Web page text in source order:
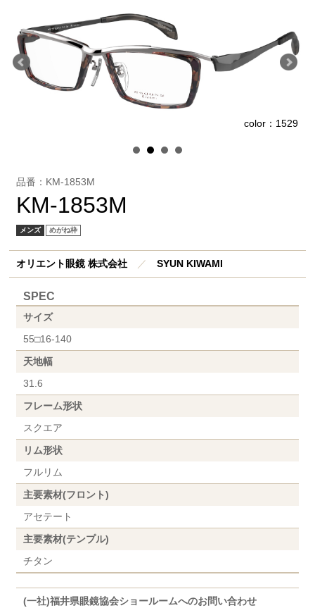
color：1529
品番：KM-1853M
KM-1853M
メンズ めがね枠
オリエント眼鏡 株式会社 ／SYUN KIWAMI
SPEC
サイズ
55□16-140
天地幅
31.6
フレーム形状
スクエア
リム形状
フルリム
主要素材(フロント)
アセテート
主要素材(テンプル)
チタン
(一社)福井県眼鏡協会ショールームへのお問い合わせ